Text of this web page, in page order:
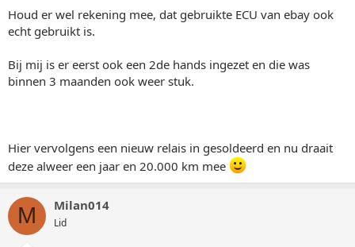
Houd er wel rekening mee, dat gebruikte ECU van ebay ook
echt gebruikt is.
Bij mij is er eerst ook een 2de hands ingezet en die was
binnen 3 maanden ook weer stuk.
Hier vervolgens een nieuw relais in gesoldeerd en nu draait
deze alweer een jaar en 20.000 km mee
M Milan014
Lid